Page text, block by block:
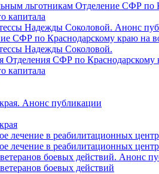
льготникам Отделение СФР по
капитала
Надежды Соколовой. Анонс
СФР по Краснодарскому краю на
Надежды Соколовой.
Отделения СФР по Краснодарскому
капитала
Анонс публикации
лечение в реабилитационных
лечение в реабилитационных
боевых действий. Анонс
боевых действий